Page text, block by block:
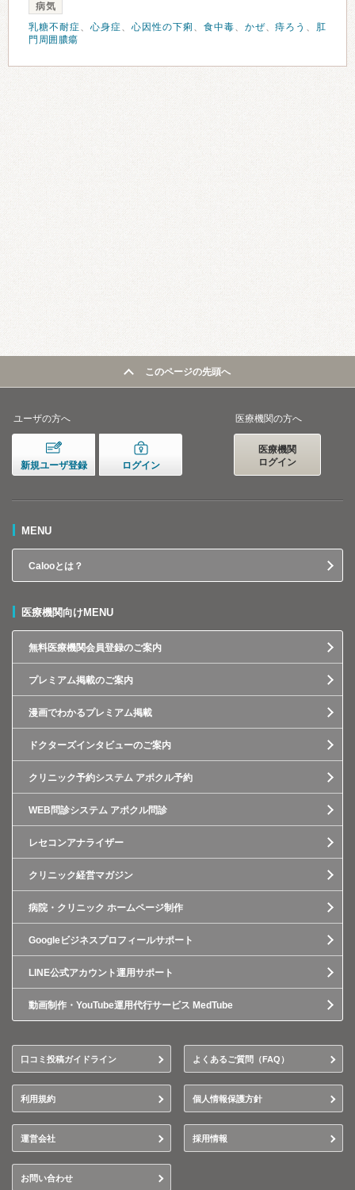
病気
乳糖不耐症、 心身症、 心因性の下痢 、 食中毒、 かぜ、痔ろう 、 肛
門周囲膿瘍
このページの先頭へ
ユーザの方へ
新規ユーザ登録 ログイン
医療機関の方へ
医療機関
ログイン
MENU
Calooとは？
医療機関向けMENU
無料医療機関会員登録のご案内
プレミアム掲載のご案内
漫画でわかるプレミアム掲載
ドクターズインタビューのご案内
クリニック予約システム アポクル予約
WEB問診システム アポクル問診
レセコンアナライザー
クリニック経営マガジン
病院・クリニック ホームページ制作
Googleビジネスプロフィールサポート
LINE公式アカウント運用サポート
動画制作・YouTube運用代行サービス MedTube
口コミ投稿ガイドライン よくあるご質問（FAQ）
利用規約 個人情報保護方針
運営会社 採用情報
お問い合わせ